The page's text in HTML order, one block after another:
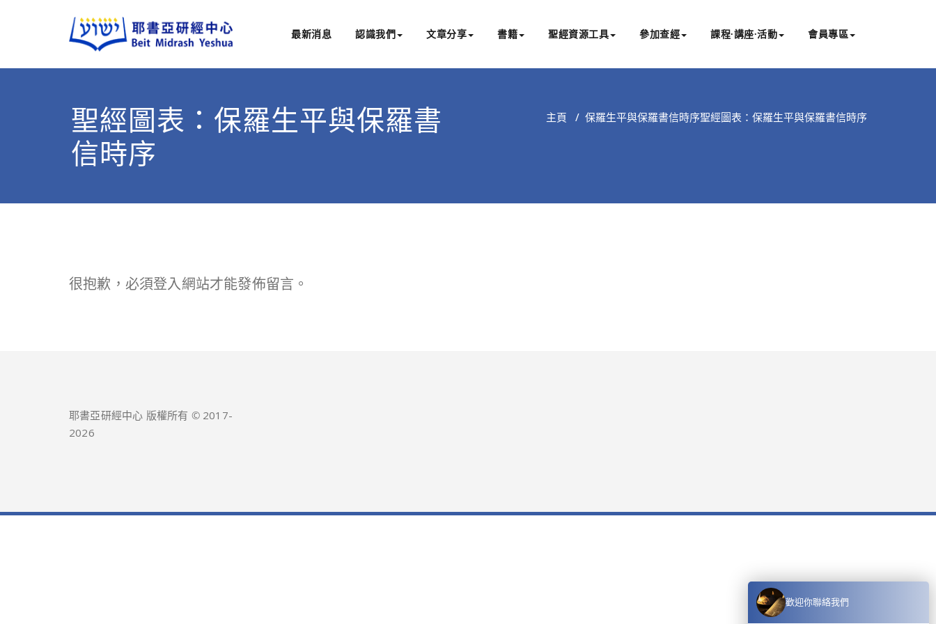
最新消息 認識我們 文章分享 書籍 聖經資源工具 參加查經 課程∙講座∙活動 會員專區
聖經圖表：保羅生平與保羅書
信時序
主頁 / 保羅生平與保羅書信時序聖經圖表：保羅生平與保羅書信時序
很抱歉，必須登入網站才能發佈留言。
耶書亞研經中心 版權所有 © 2017-
2026
歡迎你聯絡我們